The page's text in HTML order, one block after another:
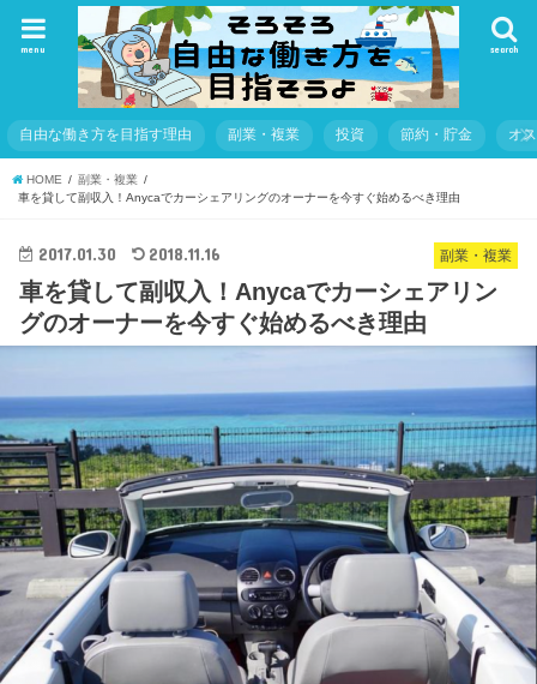
search
menu
自由な働き方を目指す理由 副業・複業 投資 節約・貯金 オ
HOME
副業・複業
車を貸して副収入！Anycaでカーシェアリングのオーナーを今すぐ始めるべき理由
副業・複業
2017.01.30 2018.11.16
車を貸して副収入！Anycaでカーシェアリン
グのオーナーを今すぐ始めるべき理由